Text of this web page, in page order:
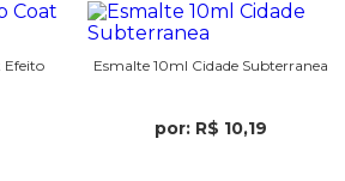
Efeito
Esmalte 10ml Cidade Subterranea
por: R$ 10,19